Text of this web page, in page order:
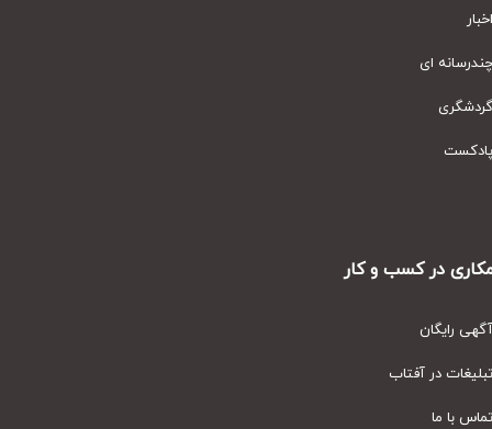
ای
در کسب و کار
رایگان
در آفتاب
با ما